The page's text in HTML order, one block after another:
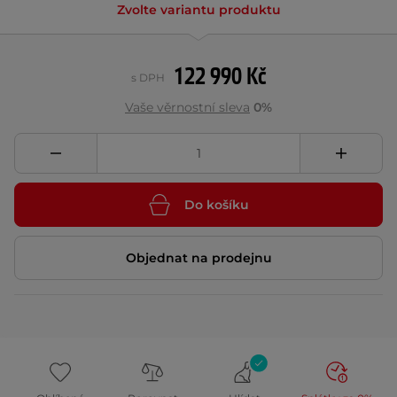
Zvolte variantu produktu
122 990 Kč
s DPH
Vaše věrnostní sleva 0%
Do košíku
Objednat na prodejnu